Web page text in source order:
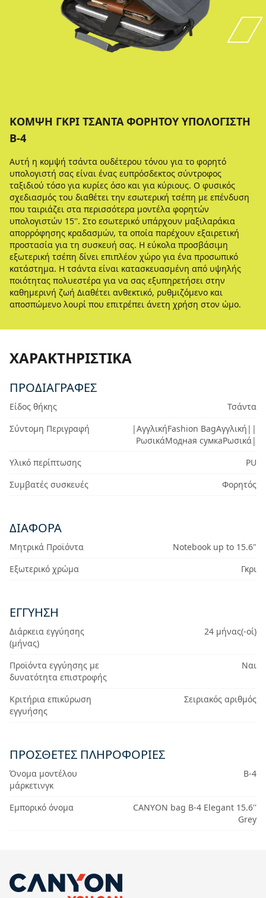
ΚΟΜΨΉ ΓΚΡΙ ΤΣΆΝΤΑ ΦΟΡΗΤΟΎ ΥΠΟΛΟΓΙΣΤΉ
B-4
Αυτή η κομψή τσάντα ουδέτερου τόνου για το φορητό
υπολογιστή σας είναι ένας ευπρόσδεκτος σύντροφος
ταξιδιού τόσο για κυρίες όσο και για κύριους. Ο φυσικός
σχεδιασμός του διαθέτει την εσωτερική τσέπη με επένδυση
που ταιριάζει στα περισσότερα μοντέλα φορητών
υπολογιστών 15''. Στο εσωτερικό υπάρχουν μαξιλαράκια
απορρόφησης κραδασμών, τα οποία παρέχουν εξαιρετική
προστασία για τη συσκευή σας. Η εύκολα προσβάσιμη
εξωτερική τσέπη δίνει επιπλέον χώρο για ένα προσωπικό
κατάστημα. Η τσάντα είναι κατασκευασμένη από υψηλής
ποιότητας πολυεστέρα για να σας εξυπηρετήσει στην
καθημερινή ζωή Διαθέτει ανθεκτικό, ρυθμιζόμενο και
αποσπώμενο λουρί που επιτρέπει άνετη χρήση στον ώμο.
ΧΑΡΑΚΤΗΡΙΣΤΙΚΆ
ΠΡΟΔΙΑΓΡΑΦΈΣ
Είδος θήκης
Τσάντα
Σύντομη Περιγραφή
|ΑγγλικήFashion BagΑγγλική||
ΡωσικάМодная сумкаΡωσικά|
Υλικό περίπτωσης
PU
Συμβατές συσκευές
Φορητός
ΔΙΆΦΟΡΑ
Μητρικά Προϊόντα
Notebook up to 15.6"
Εξωτερικό χρώμα
Γκρι
ΕΓΓΎΗΣΗ
Διάρκεια εγγύησης
(μήνας)
24 μήνας(-οί)
Προϊόντα εγγύησης με
δυνατότητα επιστροφής
Ναι
Κριτήρια επικύρωση
εγγυήσης
Σειριακός αριθμός
ΠΡΟΣΘΕΤΕΣ ΠΛΗΡΟΦΟΡΙΕΣ
Όνομα μοντέλου
μάρκετινγκ
B-4
Εμπορικό όνομα
CANYON bag B-4 Elegant 15.6''
Grey